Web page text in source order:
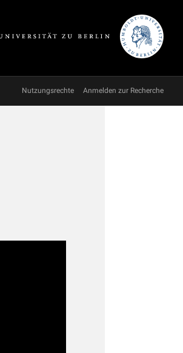
Nutzungsrechte Anmelden zur Recherche